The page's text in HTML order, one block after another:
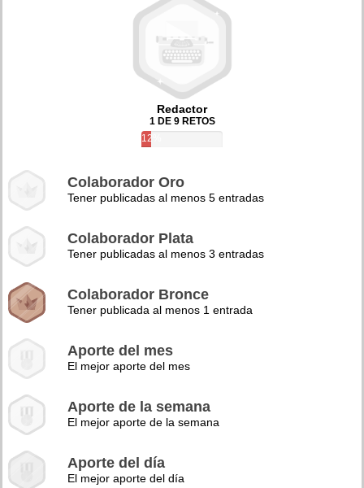
Redactor
1 DE 9 RETOS
12%
Colaborador Oro
Tener publicadas al menos 5 entradas
Colaborador Plata
Tener publicadas al menos 3 entradas
Colaborador Bronce
Tener publicada al menos 1 entrada
Aporte del mes
El mejor aporte del mes
Aporte de la semana
El mejor aporte de la semana
Aporte del día
El mejor aporte del día